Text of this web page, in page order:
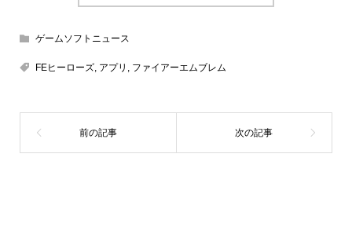
ゲームソフトニュース
FEヒーローズ, アプリ ファイアーエムブレム